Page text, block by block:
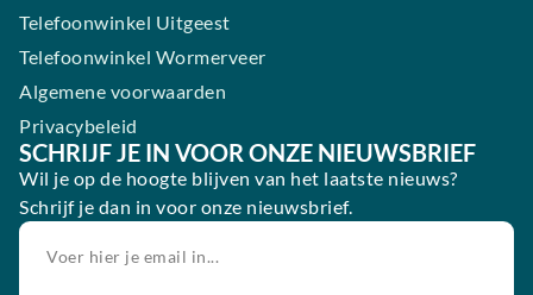
Telefoonwinkel Uitgeest
Telefoonwinkel Wormerveer
Algemene voorwaarden
Privacybeleid
SCHRIJF JE IN VOOR ONZE NIEUWSBRIEF
Wil je op de hoogte blijven van het laatste nieuws?
Schrijf je dan in voor onze nieuwsbrief.